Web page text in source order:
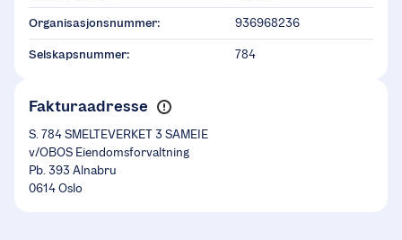
Organisasjonsnummer: 936968236
Selskapsnummer: 784
Fakturaadresse
S. 784 SMELTEVERKET 3 SAMEIE
v/OBOS Eiendomsforvaltning
Pb. 393 Alnabru
0614 Oslo